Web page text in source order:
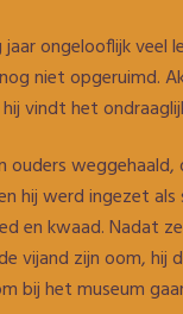
ongelooflijk
niet opgeruimd.
vindt het
ouders
hij werd ingezet
en kwaad. Nadat
vijand zijn oom,
bij het museum